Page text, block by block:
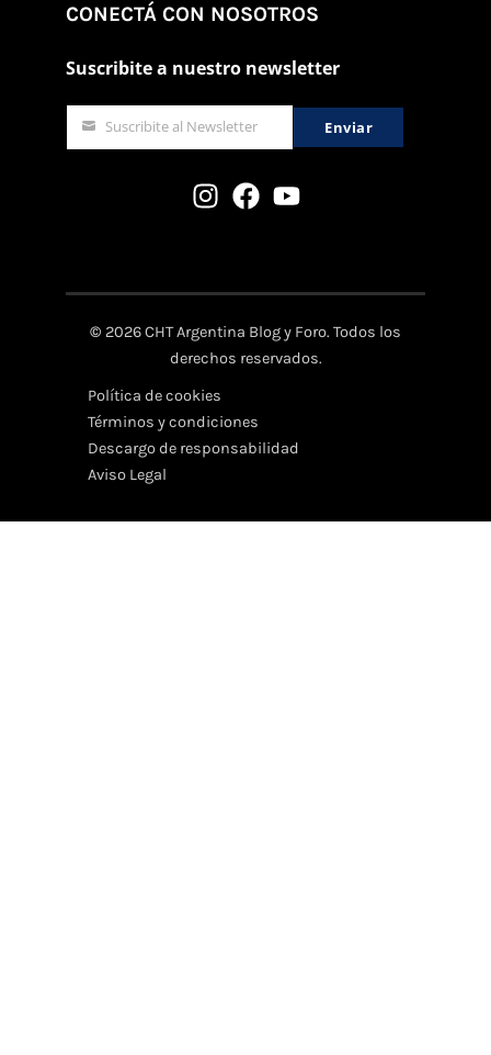
CONECTÁ CON NOSOTROS
Suscribite a nuestro newsletter
email Suscribite al Newsletter Enviar
© 2026 CHT Argentina Blog y Foro. Todos los
derechos reservados.
Política de cookies
Términos y condiciones
Descargo de responsabilidad
Aviso Legal